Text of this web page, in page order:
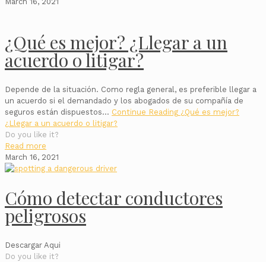
¿Qué es mejor? ¿Llegar a un
acuerdo o litigar?
Depende de la situación. Como regla general, es preferible llegar a
un acuerdo si el demandado y los abogados de su compañía de
seguros están dispuestos… Continue Reading ¿Qué es mejor?
¿Llegar a un acuerdo o litigar?
Do you like it?
Read more
March 16, 2021
Cómo detectar conductores
peligrosos
Descargar Aqui
Do you like it?